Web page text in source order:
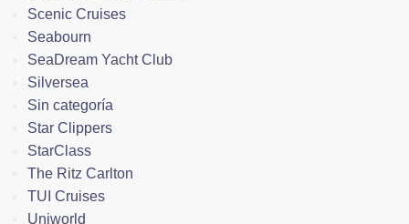
Scenic Cruises
Seabourn
SeaDream Yacht Club
Silversea
Sin categoría
Star Clippers
StarClass
The Ritz Carlton
TUI Cruises
Uniworld